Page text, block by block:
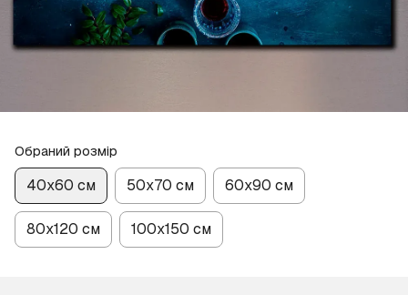
Обраний розмір
40х60 см 50х70 см 60х90 см
80х120 см 100х150 см